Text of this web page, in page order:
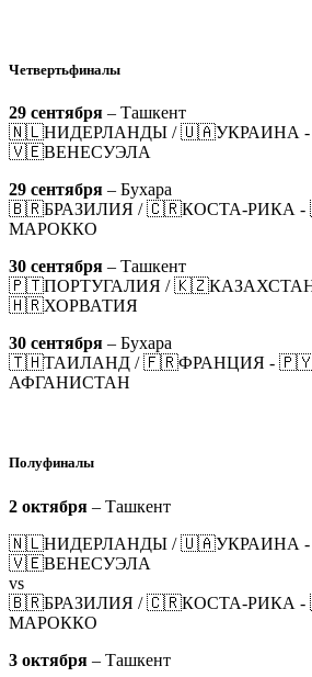
Четвертьфиналы
29 сентября – Ташкент
🇳🇱НИДЕРЛАНДЫ / 🇺🇦УКРАИНА
🇻🇪ВЕНЕСУЭЛА
29 сентября – Бухара
🇧🇷БРАЗИЛИЯ / 🇨🇷КОСТА-РИКА
МАРОККО
30 сентября – Ташкент
🇵🇹ПОРТУГАЛИЯ /
🇭🇷ХОРВАТИЯ
30 сентября – Бухара
🇹🇭ТАИЛАНД / 🇫🇷ФРАНЦИЯ -
АФГАНИСТАН
Полуфиналы
2 октября – Ташкент
🇳🇱НИДЕРЛАНДЫ / 🇺🇦УКРАИНА
🇻🇪ВЕНЕСУЭЛА
vs
🇧🇷БРАЗИЛИЯ / 🇨🇷КОСТА-РИКА
МАРОККО
3 октября – Ташкент